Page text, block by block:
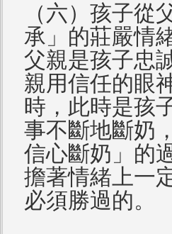
（六）孩子從
承」的莊嚴情
父親是孩子忠
親用信任的眼
時，此時是孩
事不斷地斷奶
信心斷奶」的
擔著情緒上一
必須勝過的。